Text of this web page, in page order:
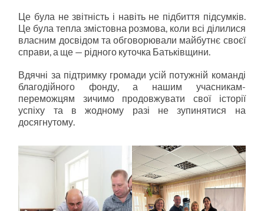
Це була не звітність і навіть не підбиття підсумків.
Це була тепла змістовна розмова, коли всі ділилися
власним досвідом та обговорювали майбутнє своєї
справи, а ще — рідного куточка Батьківщини.
Вдячні за підтримку громади усій потужній команді
благодійного фонду, а нашим учасникам-
переможцям зичимо продовжувати свої історії
успіху та в жодному разі не зупинятися на
досягнутому.